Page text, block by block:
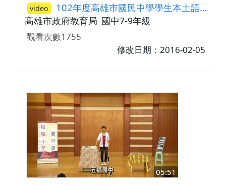
video 102年度高雄市國民中學學生本土語言(臺灣閩南語)說唱藝術比賽─答喙鼓比賽第二名-中山國中
高雄市政府教育局 國中7-9年級
觀看次數1755
修改日期：2016-02-05
05:51